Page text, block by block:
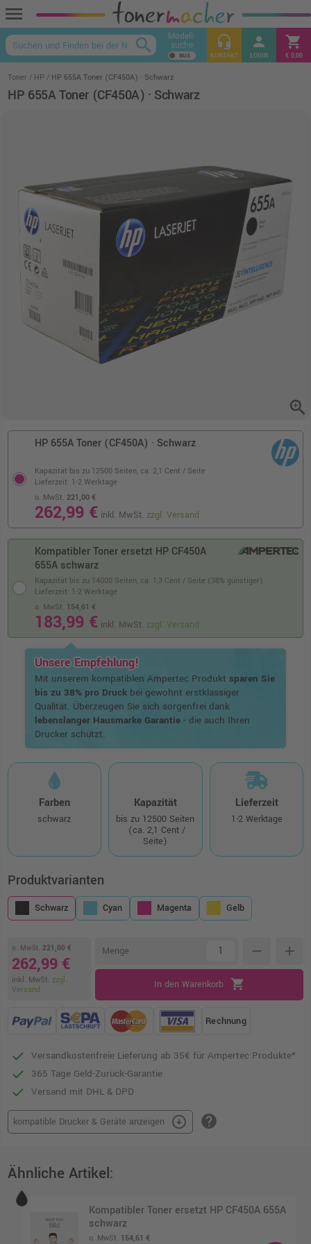
menu
keyboard_arrow_up
search Modell-
suche headset_mic
KONTAKT
person
LOGIN
shopping_cart
€ 0,00
Toner HP HP 655A Toner (CF450A) · Schwarz
HP 655A Toner (CF450A) · Schwarz
zoom_in
HP 655A Toner (CF450A) · Schwarz
Kapazität bis zu 12500 Seiten, ca. 2,1 Cent / Seite
o. MwSt. 221,00 €
262,99 € inkl. MwSt.zzgl. Versand
Lieferzeit: 1-2 Werktage
Kompatibler Toner ersetzt HP CF450A
655A schwarz
Kapazität bis zu 14000 Seiten, ca. 1,3 Cent / Seite (38% günstiger)
o. MwSt. 154,61 €
183,99 € inkl. MwSt. zzgl. Versand
Lieferzeit: 1-2 Werktage
Unsere Empfehlung!
Mit unserem kompatiblen Ampertec Produkt sparen Sie
bis zu 38% pro Druckbei gewohnt erstklassiger
Qualität. Überzeugen Sie sich sorgenfrei dank
lebenslanger Hausmarke Garantie- die auch Ihren
Drucker schützt.
Farben
schwarz
Kapazität
bis zu 12500 Seiten
(ca. 2,1 Cent /
Seite)
Lieferzeit
1-2 Werktage
Produktvarianten
Schwarz Cyan Magenta Gelb
o. MwSt. 221,00 €
262,99 €
inkl. MwSt. zzgl.
Versand
Menge remove add
In den Warenkorb shopping_cart
Rechnung
Versandkostenfreie Lieferung ab 35€ für Ampertec Produkte*
365 Tage Geld-Zurück-Garantie
Versand mit DHL & DPD
kompatible Drucker & Geräte anzeigen arrow_circle_down help
Ähnliche Artikel:
Kompatibler Toner ersetzt HP CF450A 655A
schwarz
o. MwSt. 154,61 €